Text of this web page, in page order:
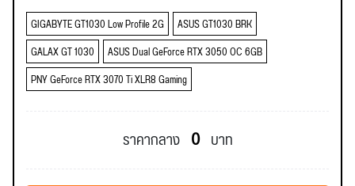
GIGABYTE GT1030 Low Profile 2G
ASUS GT1030 BRK
GALAX GT 1030
ASUS Dual GeForce RTX 3050 OC 6GB
PNY GeForce RTX 3070 Ti XLR8 Gaming
ราคากลาง 0 บาท